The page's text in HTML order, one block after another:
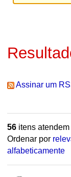
Assinar um
56itens atendem
Ordenar por
alfabeticamente